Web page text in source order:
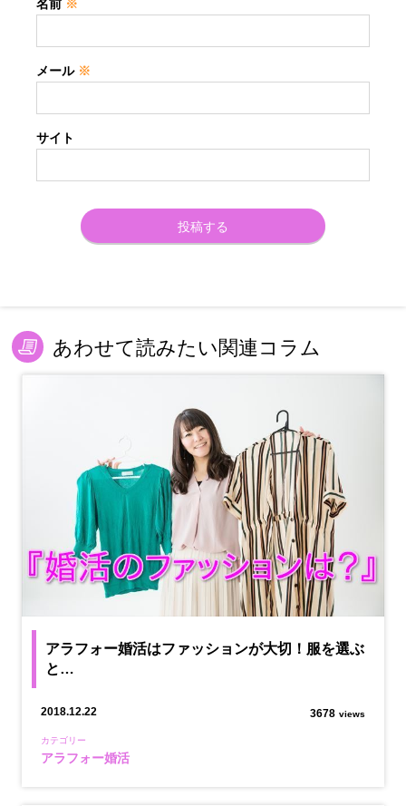
名前 ※
メール ※
サイト
あわせて読みたい関連コラム
アラフォー婚活はファッションが大切！服を選ぶ
と…
2018.12.22 3678 views
カテゴリー
アラフォー婚活